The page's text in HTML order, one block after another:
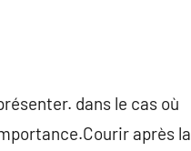
dans le cas où
après la